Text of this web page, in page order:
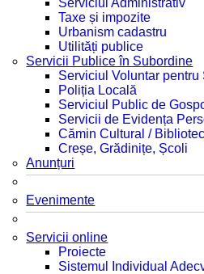
Serviciul Administrativ
Taxe și impozite
Urbanism cadastru
Utilități publice
Servicii Publice în Subordine
Serviciul Voluntar pentru
Poliția Locală
Serviciul Public de
Servicii de Evidența
Cămin Cultural /
Creșe, Grădinițe, Școli
Anunțuri
Evenimente
Servicii online
Proiecte
Sistemul Individual